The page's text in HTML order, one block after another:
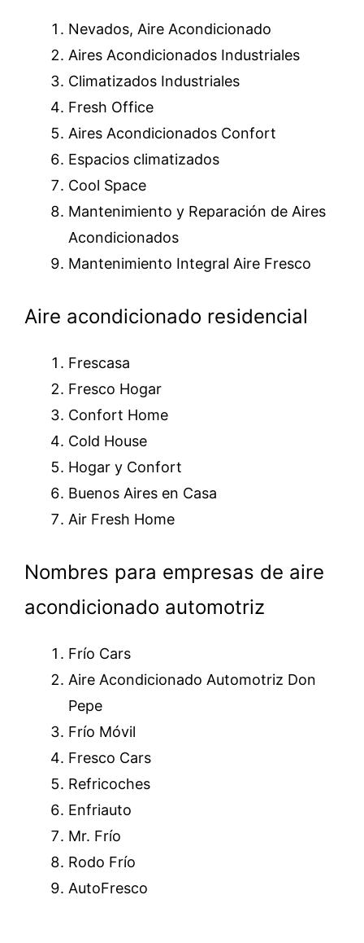
Nevados, Aire Acondicionado
Aires Acondicionados Industriales
Climatizados Industriales
Fresh Office
Aires Acondicionados Confort
Espacios climatizados
Cool Space
Mantenimiento y Reparación de Aires
Acondicionados
Mantenimiento Integral Aire Fresco
Aire acondicionado residencial
Frescasa
Fresco Hogar
Confort Home
Cold House
Hogar y Confort
Buenos Aires en Casa
Air Fresh Home
Nombres para empresas de aire
acondicionado automotriz
Frío Cars
Aire Acondicionado Automotriz Don
Pepe
Frío Móvil
Fresco Cars
Refricoches
Enfriauto
Mr. Frío
Rodo Frío
AutoFresco